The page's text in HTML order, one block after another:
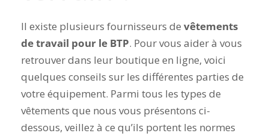
Il existe plusieurs fournisseurs de vêtements
de travail pour le BTP. Pour vous aider à vous
retrouver dans leur boutique en ligne, voici
quelques conseils sur les différentes parties de
votre équipement. Parmi tous les types de
vêtements que nous vous présentons ci-
dessous, veillez à ce qu’ils portent les normes